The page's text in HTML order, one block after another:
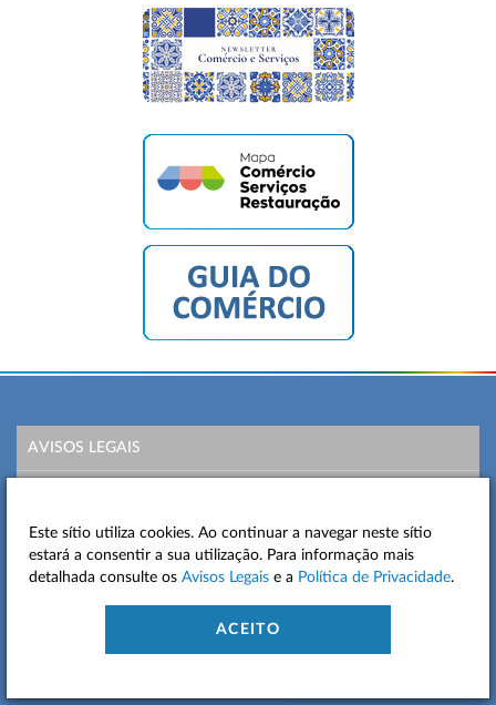
AVISOS LEGAIS
MAPA DO SITE
CONTACTOS
Este sítio utiliza cookies. Ao continuar a navegar neste sítio
estará a consentir a sua utilização. Para informação mais
detalhada consulte os Avisos Legais e a Política de Privacidade.
ACEITO